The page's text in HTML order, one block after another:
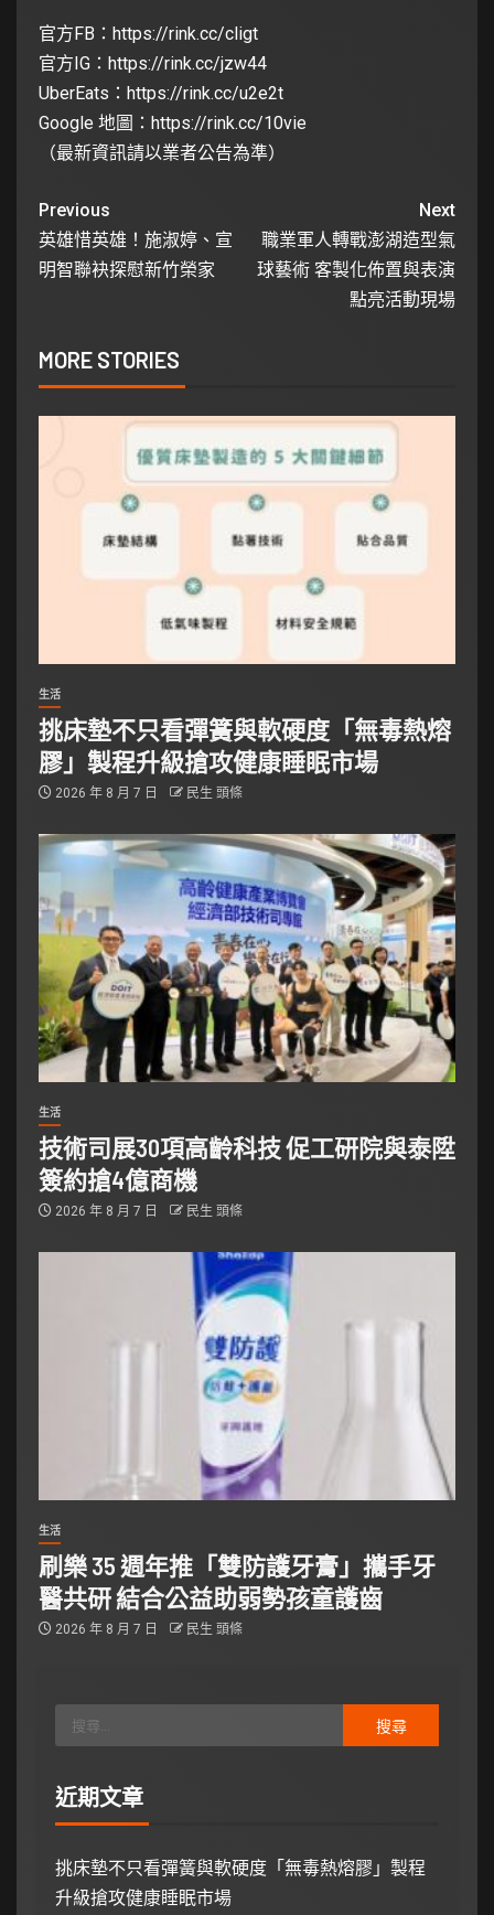
官方FB： https://rink.cc/cligt
官方IG： https://rink.cc/jzw44
UberEats： https://rink.cc/u2e2t
Google 地圖： https://rink.cc/10vie
（最新資訊請以業者公告為準）
Previous
英雄惜英雄！施淑婷、宣
明智聯袂探慰新竹榮家
Next
職業軍人轉戰澎湖造型氣
球藝術 客製化佈置與表演
點亮活動現場
MORE STORIES
生活
挑床墊不只看彈簧與軟硬度「無毒熱熔
膠」製程升級搶攻健康睡眠市場
2026 年 8 月 7 日 民生 頭條
生活
技術司展30項高齡科技 促工研院與泰陞
簽約搶4億商機
2026 年 8 月 7 日 民生 頭條
生活
刷樂 35 週年推「雙防護牙膏」攜手牙
醫共研 結合公益助弱勢孩童護齒
2026 年 8 月 7 日 民生 頭條
近期文章
挑床墊不只看彈簧與軟硬度「無毒熱熔膠」製程
升級搶攻健康睡眠市場